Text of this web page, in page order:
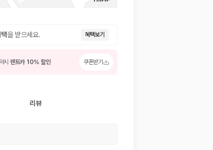
차량을 고를 수 있습니다.
을 받으세요. 혜택보기
시 렌트카 10% 할인 쿠폰받기
리뷰